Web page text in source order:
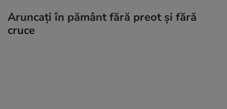
Aruncați în pământ fără preot și fără
cruce